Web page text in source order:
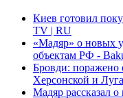
Киев готовил
TV | RU
«Мадяр» о новых
объектам РФ -
Бровди: поражено
Херсонской и
Мадяр рассказал